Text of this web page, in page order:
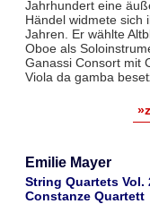
Jahrhundert eine
Händel widmete sich
Jahren. Er wählte
Oboe als
Ganassi Consort mit
Viola da gamba
Emilie Mayer
String Quartets Vol.
Constanze Quartett